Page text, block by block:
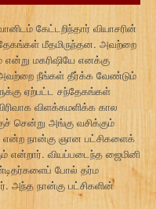
கேட்டறிந்தார் வியாசரின்
மீதமிருந்தன. அவற்றை
என்று மகரிஷியே எனக்கு
நீங்கள் தீர்க்க வேண்டும்
ஏற்பட்ட சந்தேகங்கள்
விளக்கமளிக்க கால
சென்று அங்கு வசிக்கும்
என்ற நான்கு ஞான பட்சிகளைக்
வியப்படைந்த ஜைமினி
போல் தர்ம
அந்த நான்கு பட்சிகளின்